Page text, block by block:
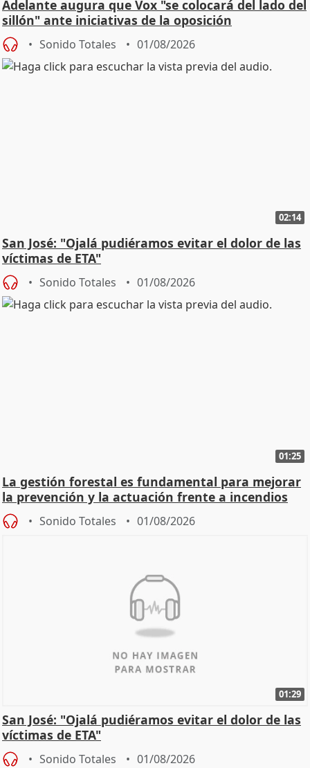
Adelante augura que Vox "se colocará del lado del
sillón" ante iniciativas de la oposición
Sonido Totales 01/08/2026
02:14
San José: "Ojalá pudiéramos evitar el dolor de las
víctimas de ETA"
Sonido Totales 01/08/2026
01:25
La gestión forestal es fundamental para mejorar
la prevención y la actuación frente a incendios
Sonido Totales 01/08/2026
01:29
San José: "Ojalá pudiéramos evitar el dolor de las
víctimas de ETA"
Sonido Totales 01/08/2026